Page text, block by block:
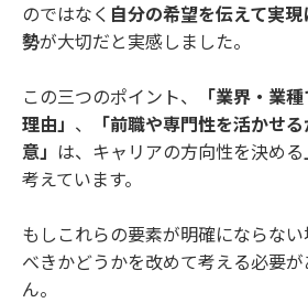
のではなく 自分の希望を伝えて実
勢が大切だと実感しました。
この三つのポイント、
「業界・業
理由」 、 「前職や専門性を活かせる
意」 は、キャリアの方向性を決め
考えています。
もしこれらの要素が明確にならな
べきかどうかを改めて考える必要
ん。